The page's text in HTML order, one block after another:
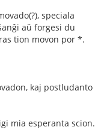
speciala
aŭ forgesi du
tion movon por *.
kaj postludanto
mia esperanta scion.